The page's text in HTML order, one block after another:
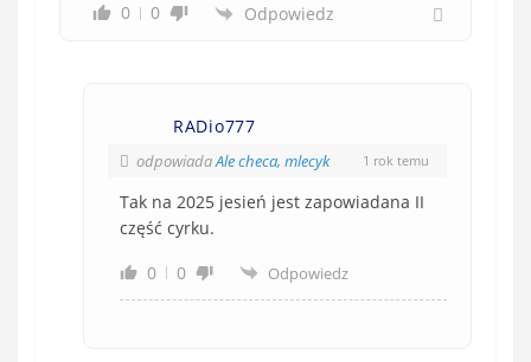
0 0 Odpowiedz
RADio777
odpowiadaAle checa, mlecyk 1 rok temu
Tak na 2025 jesień jest zapowiadana II
część cyrku.
0
0 Odpowiedz